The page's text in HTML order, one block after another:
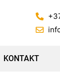
KONTAKT